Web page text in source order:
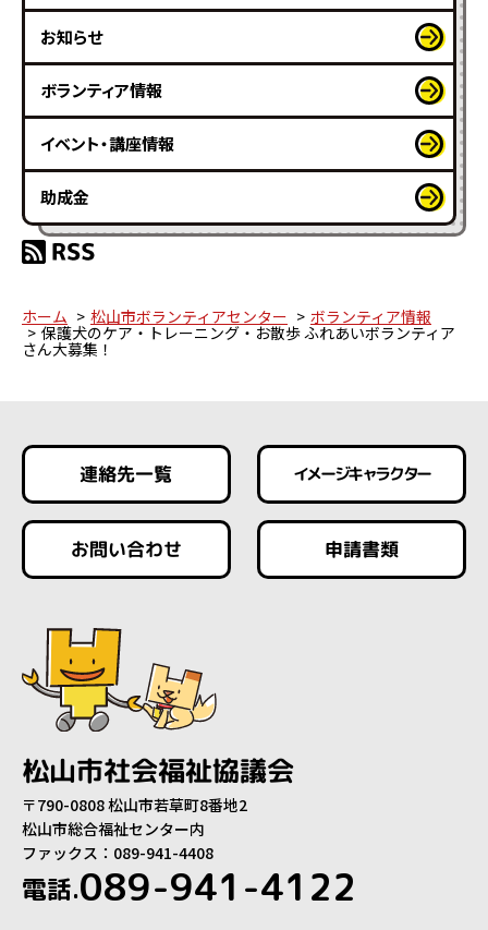
お知らせ
ボランティア情報
イベント・講座情報
助成金
ホーム 松山市ボランティアセンター ボランティア情報
保護犬のケア・トレーニング・お散歩 ふれあいボランティア
さん大募集！
連絡先一覧 イメージキャラクター
お問い合わせ 申請書類
松山市社会福祉協議会
〒790-0808 松山市若草町8番地2
松山市総合福祉センター内
ファックス：089-941-4408
電話.089-941-4122